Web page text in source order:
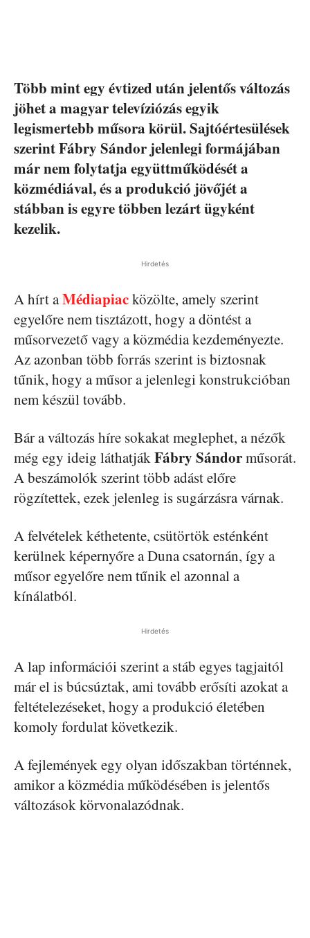
Több mint egy évtized után jelentős változás
jöhet a magyar televíziózás egyik
legismertebb műsora körül. Sajtóértesülések
szerint Fábry Sándor jelenlegi formájában
már nem folytatja együttműködését a
közmédiával, és a produkció jövőjét a
stábban is egyre többen lezárt ügyként
kezelik.
Hirdetés
A hírt aMédiapiacközölte, amely szerint
egyelőre nem tisztázott, hogy a döntést a
műsorvezető vagy a közmédia kezdeményezte.
Az azonban több forrás szerint is biztosnak
tűnik, hogy a műsor a jelenlegi konstrukcióban
nem készül tovább.
Bár a változás híre sokakat meglephet, a nézők
még egy ideig láthatjákFábry Sándorműsorát.
A beszámolók szerint több adást előre
rögzítettek, ezek jelenleg is sugárzásra várnak.
A felvételek kéthetente, csütörtök esténként
kerülnek képernyőre a Duna csatornán, így a
műsor egyelőre nem tűnik el azonnal a
kínálatból.
Hirdetés
A lap információi szerint a stáb egyes tagjaitól
már el is búcsúztak, ami tovább erősíti azokat a
feltételezéseket, hogy a produkció életében
komoly fordulat következik.
A fejlemények egy olyan időszakban történnek,
amikor a közmédia működésében is jelentős
változások körvonalazódnak.